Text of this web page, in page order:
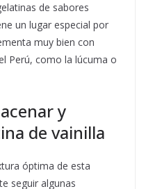
de sabores
un lugar especial por
muy bien con
Perú, como la lúcuma o
y
de vainilla
óptima de esta
seguir algunas